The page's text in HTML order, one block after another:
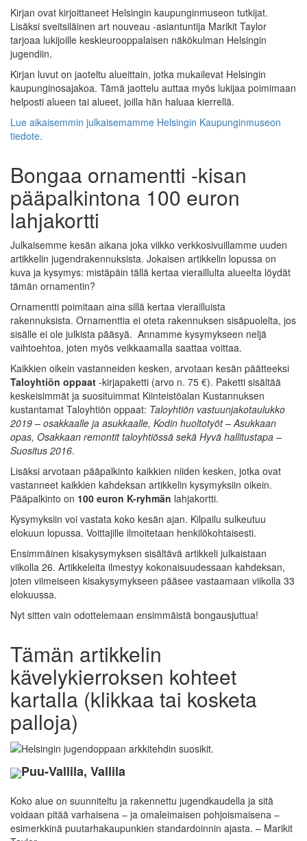
Kirjan ovat kirjoittaneet Helsingin kaupunginmuseon tutkijat.
Lisäksi sveitsiläinen art nouveau -asiantuntija Marikit Taylor
tarjoaa lukijoille keskieurooppalaisen näkökulman Helsingin
jugendiin.
Kirjan luvut on jaoteltu alueittain, jotka mukailevat Helsingin
kaupunginosajakoa. Tämä jaottelu auttaa myös lukijaa poimimaan
helposti alueen tai alueet, joilla hän haluaa kierrellä.
Lue aikaisemmin julkaisemamme Helsingin Kaupunginmuseon
tiedote.
Bongaa ornamentti -kisan
pääpalkintona 100 euron
lahjakortti
Julkaisemme kesän aikana joka viikko verkkosivuillamme uuden
artikkelin jugendrakennuksista. Jokaisen artikkelin lopussa on
kuva ja kysymys: mistäpäin tällä kertaa vieraillulta alueelta löydät
tämän ornamentin?
Ornamentti poimitaan aina sillä kertaa vierailluista
rakennuksista. Ornamenttia ei oteta rakennuksen sisäpuolelta, jos
sisälle ei ole julkista pääsyä. Annamme kysymykseen neljä
vaihtoehtoa, joten myös veikkaamalla saattaa voittaa.
Kaikkien oikein vastanneiden kesken, arvotaan kesän päätteeksi
Taloyhtiön oppaat -kirjapaketti (arvo n. 75 €). Paketti sisältää
keskeisimmät ja suosituimmat Kiinteistöalan Kustannuksen
kustantamat Taloyhtiön oppaat: Taloyhtiön vastuunjakotaulukko
2019 – osakkaalle ja asukkaalle, Kodin huoltotyöt – Asukkaan
opas, Osakkaan remontit taloyhtiössä sekä Hyvä hallitustapa –
Suositus 2016.
Lisäksi arvotaan pääpalkinto kaikkien niiden kesken, jotka ovat
vastanneet kaikkien kahdeksan artikkelin kysymyksiin oikein.
Pääpalkinto on 100 euron K-ryhmän lahjakortti.
Kysymyksiin voi vastata koko kesän ajan. Kilpailu sulkeutuu
elokuun lopussa. Voittajille ilmoitetaan henkilökohtaisesti.
Ensimmäinen kisakysymyksen sisältävä artikkeli julkaistaan
viikolla 26. Artikkeleita ilmestyy kokonaisuudessaan kahdeksan,
joten viimeiseen kisakysymykseen pääsee vastaamaan viikolla 33
elokuussa.
Nyt sitten vain odottelemaan ensimmäistä bongausjuttua!
Tämän artikkelin
kävelykierroksen kohteet
kartalla (klikkaa tai kosketa
palloja)
Puu-Vallila, Vallila
Koko alue on suunniteltu ja rakennettu jugendkaudella ja sitä
voidaan pitää varhaisena – ja omaleimaisen pohjoismaisena –
esimerkkinä puutarhakaupunkien standardoinnin ajasta. – Marikit